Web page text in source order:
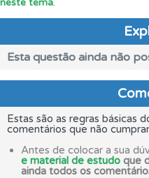
neste tema.
Esta questão ainda não
Estas são as regras básicas
comentários que não
Antes de colocar a sua
e material de estudo que
ainda todos os